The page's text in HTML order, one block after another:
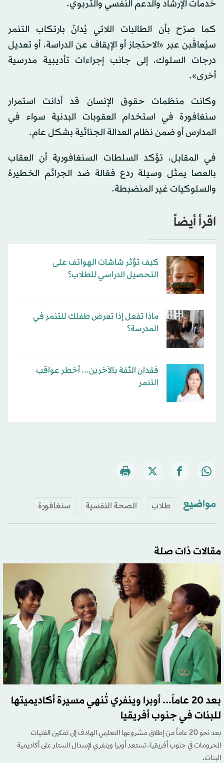
خدمات الإرشاد والدعم النفسي والتربوي.
كما صرّح بأن الطالبات اللاتي يُدانّ بارتكاب التنمر
سيُعاقَبن عبر «الاحتجاز أو الإيقاف عن الدراسة، أو تعديل
درجات السلوك، إلى جانب إجراءات تأديبية مدرسية
أخرى».
وكانت منظمات حقوق الإنسان قد أدانت استمرار
سنغافورة في استخدام العقوبات البدنية سواء في
المدارس أو ضمن نظام العدالة الجنائية بشكل عام.
في المقابل، تؤكد السلطات السنغافورية أن العقاب
بالعصا يمثل وسيلة ردع فعّالة ضد الجرائم الخطيرة
والسلوكيات غير المنضبطة.
اقرأ أيضاً
كيف تؤثر شاشات الهواتف على
التحصيل الدراسي للطلاب؟
ماذا تفعل إذا تعرض طفلك للتنمر في
المدرسة؟
فقدان الثقة بالآخرين... أخطر عواقب
التنمر
مواضيع طلاب الصحة النفسية سنغافورة
مقالات ذات صلة
بعد 20 عاماً... أوبرا وينفري تُنهي مسيرة أكاديميتها
للبنات في جنوب أفريقيا
بعد نحو 20 عاماً من إطلاق مشروعها التعليمي الهادف إلى تمكين الفتيات
المحرومات في جنوب أفريقيا، تستعد أوبرا وينفري لإسدال الستار على أكاديمية
البنات.